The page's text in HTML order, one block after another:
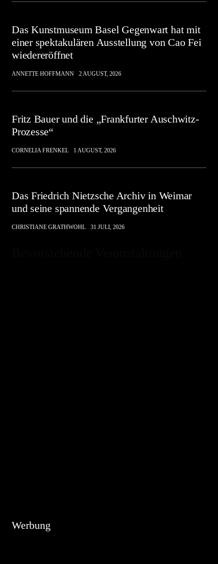
Das Kunstmuseum Basel Gegenwart hat mit
einer spektakulären Ausstellung von Cao Fei
wiedereröffnet
ANNETTE HOFFMANN 2 AUGUST, 2026
Fritz Bauer und die „Frankfurter Auschwitz-
Prozesse“
CORNELIA FRENKEL 1 AUGUST, 2026
Das Friedrich Nietzsche Archiv in Weimar
und seine spannende Vergangenheit
CHRISTIANE GRATHWOHL 31 JULI, 2026
Werbung